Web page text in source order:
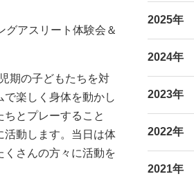
グアスリート体験会＆
期の子どもたちを対
楽しく身体を動かし
とプレーすること
活動します。当日は体
さんの方々に活動を
2025年
2024年
2023年
2022年
2021年